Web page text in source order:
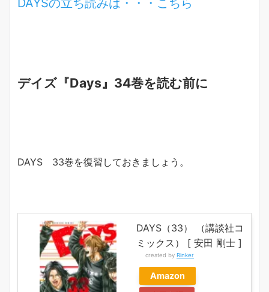
DAYSの立ち読みは・・・こちら
デイズ『Days』34巻を読む前に
DAYS 33巻を復習しておきましょう。
DAYS（33） （講談社コ
ミックス） [ 安田 剛士 ]
created by Rinker
Amazon